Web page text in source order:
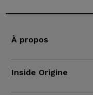
À propos
Inside Origine